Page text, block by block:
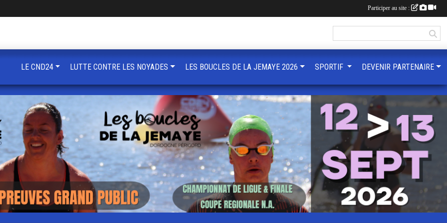
LE CND24 LUTTE CONTRE LES NOYADES LES BOUCLES DE LA JEMAYE 2026 SPORTIF DEVENIR PARTENAIRE
Participer au site :